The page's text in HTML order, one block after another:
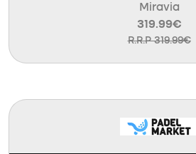
Miravia
319.99€
R.R.P 319.99€